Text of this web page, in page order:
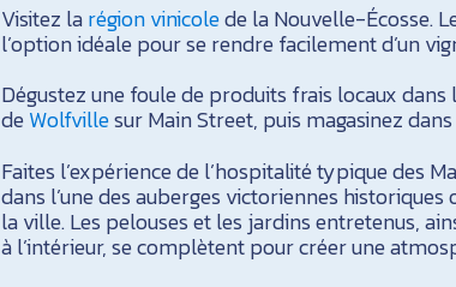
Visitez larégion vinicolede la Nouvelle-Écosse.
l’option idéale pour se rendre facilement d’un
Dégustez une foule de produits frais locaux dans
deWolfvillesur Main Street, puis magasinez
Faites l’expérience de l’hospitalité typique des
dans l’une des auberges victoriennes historiques
la ville. Les pelouses et les jardins entretenus,
à l’intérieur, se complètent pour créer une